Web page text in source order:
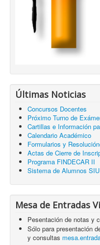
Últimas Noticias
Concursos Docentes
Próximo Turno de
Cartillas e Información
Calendario Académico
Formularios y
Actas de Cierre de
Programa FINDECAR II
Sistema de Alumnos
Mesa de Entradas
Pesentación de notas y
Sólo para presentación
y consultas